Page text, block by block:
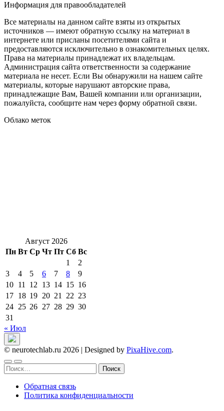
Информация для правообладателей
Все материалы на данном сайте взяты из открытых
источников — имеют обратную ссылку на материал в
интернете или присланы посетителями сайта и
предоставляются исключительно в ознакомительных целях.
Права на материалы принадлежат их владельцам.
Администрация сайта ответственности за содержание
материала не несет. Если Вы обнаружили на нашем сайте
материалы, которые нарушают авторские права,
принадлежащие Вам, Вашей компании или организации,
пожалуйста, сообщите нам через форму обратной связи.
Облако меток
Август 2026
Пн Вт Ср Чт Пт Сб Вс
1
2
3
4 5 6 7 8
9
10 11 12 13 14 15 16
17 18 19 20 21 22 23
24 25 26 27 28 29 30
31
« Июл
© neurotechlab.ru 2026 | Designed by PixaHive.com.
Найти:
Обратная связь
Политика конфиденциальности